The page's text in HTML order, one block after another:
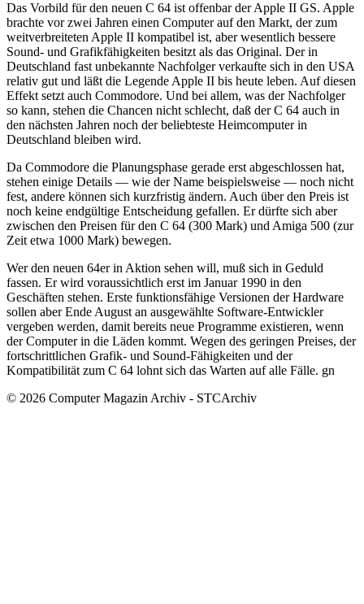
Das Vorbild für den neuen C 64 ist offenbar der Apple II GS. Apple
brachte vor zwei Jahren einen Computer auf den Markt, der zum
weitverbreiteten Apple II kompatibel ist, aber wesentlich bessere
Sound- und Grafikfähigkeiten besitzt als das Original. Der in
Deutschland fast unbekannte Nachfolger verkaufte sich in den USA
relativ gut und läßt die Legende Apple II bis heute leben. Auf diesen
Effekt setzt auch Commodore. Und bei allem, was der Nachfolger
so kann, stehen die Chancen nicht schlecht, daß der C 64 auch in
den nächsten Jahren noch der beliebteste Heimcomputer in
Deutschland bleiben wird.
Da Commodore die Planungsphase gerade erst abgeschlossen hat,
stehen einige Details — wie der Name beispielsweise — noch nicht
fest, andere können sich kurzfristig ändern. Auch über den Preis ist
noch keine endgültige Entscheidung gefallen. Er dürfte sich aber
zwischen den Preisen für den C 64 (300 Mark) und Amiga 500 (zur
Zeit etwa 1000 Mark) bewegen.
Wer den neuen 64er in Aktion sehen will, muß sich in Geduld
fassen. Er wird voraussichtlich erst im Januar 1990 in den
Geschäften stehen. Erste funktionsfähige Versionen der Hardware
sollen aber Ende August an ausgewählte Software-Entwickler
vergeben werden, damit bereits neue Programme existieren, wenn
der Computer in die Läden kommt. Wegen des geringen Preises, der
fortschrittlichen Grafik- und Sound-Fähigkeiten und der
Kompatibilität zum C 64 lohnt sich das Warten auf alle Fälle. gn
© 2026 Computer Magazin Archiv - STCArchiv